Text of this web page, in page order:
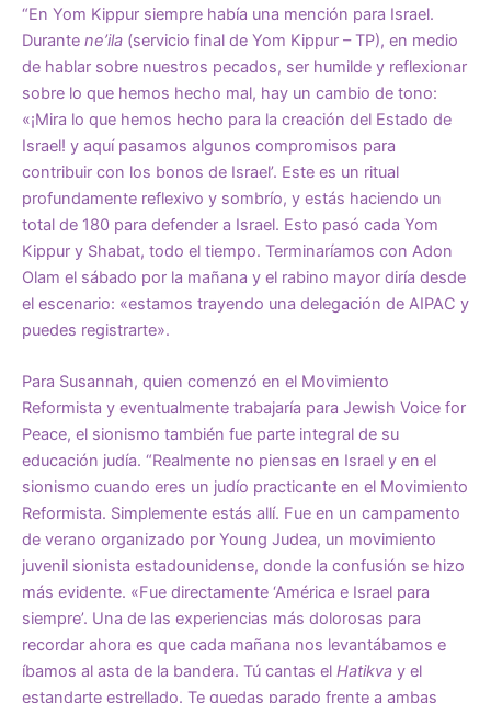
“En Yom Kippur siempre había una mención para Israel.
Durante ne’ila (servicio final de Yom Kippur – TP), en medio
de hablar sobre nuestros pecados, ser humilde y reflexionar
sobre lo que hemos hecho mal, hay un cambio de tono:
«¡Mira lo que hemos hecho para la creación del Estado de
Israel! y aquí pasamos algunos compromisos para
contribuir con los bonos de Israel’. Este es un ritual
profundamente reflexivo y sombrío, y estás haciendo un
total de 180 para defender a Israel. Esto pasó cada Yom
Kippur y Shabat, todo el tiempo. Terminaríamos con Adon
Olam el sábado por la mañana y el rabino mayor diría desde
el escenario: «estamos trayendo una delegación de AIPAC y
puedes registrarte».
Para Susannah, quien comenzó en el Movimiento
Reformista y eventualmente trabajaría para Jewish Voice for
Peace, el sionismo también fue parte integral de su
educación judía. “Realmente no piensas en Israel y en el
sionismo cuando eres un judío practicante en el Movimiento
Reformista. Simplemente estás allí. Fue en un campamento
de verano organizado por Young Judea, un movimiento
juvenil sionista estadounidense, donde la confusión se hizo
más evidente. «Fue directamente ‘América e Israel para
siempre’. Una de las experiencias más dolorosas para
recordar ahora es que cada mañana nos levantábamos e
íbamos al asta de la bandera. Tú cantas el Hatikva y el
estandarte estrellado. Te quedas parado frente a ambas